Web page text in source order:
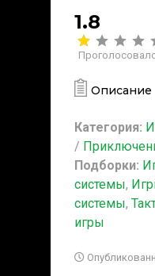
1.8
Описание
Категория:
/
Подборки:
системы,
системы,
игры